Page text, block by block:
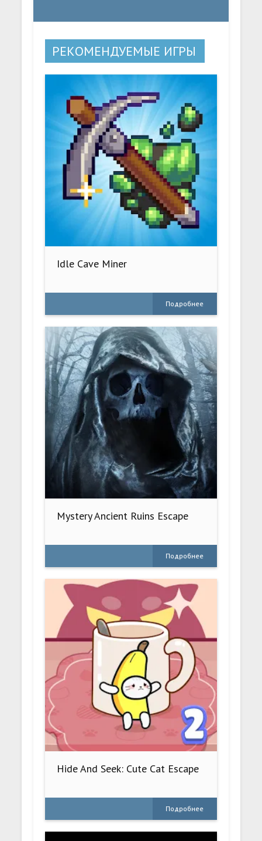
РЕКОМЕНДУЕМЫЕ ИГРЫ
Idle Cave Miner
Подробнее
Mystery Ancient Ruins Escape
Подробнее
Hide And Seek: Cute Cat Escape
Подробнее